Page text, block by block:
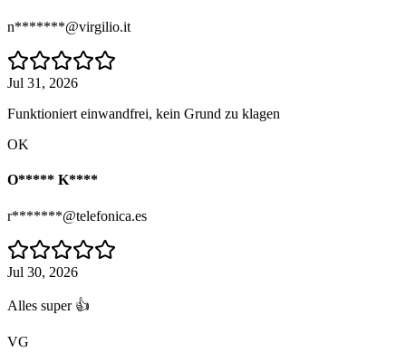
n*******@virgilio.it
Jul 31, 2026
Funktioniert einwandfrei, kein Grund zu klagen
OK
O***** K****
r*******@telefonica.es
Jul 30, 2026
Alles super 👍
VG